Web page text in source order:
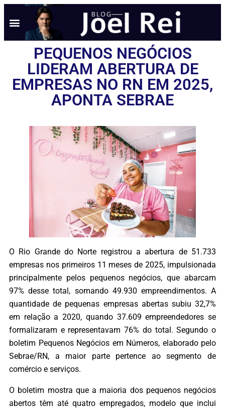
PEQUENOS NEGÓCIOS
LIDERAM ABERTURA DE
EMPRESAS NO RN EM 2025,
APONTA SEBRAE
O Rio Grande do Norte registrou a abertura de 51.733
empresas nos primeiros 11 meses de 2025, impulsionada
principalmente pelos pequenos negócios, que abarcam
97% desse total, somando 49.930 empreendimentos. A
quantidade de pequenas empresas abertas subiu 32,7%
em relação a 2020, quando 37.609 empreendedores se
formalizaram e representavam 76% do total. Segundo o
boletim Pequenos Negócios em Números, elaborado pelo
Sebrae/RN, a maior parte pertence ao segmento de
comércio e serviços.
O boletim mostra que a maioria dos pequenos negócios
abertos têm até quatro empregados, modelo que inclui